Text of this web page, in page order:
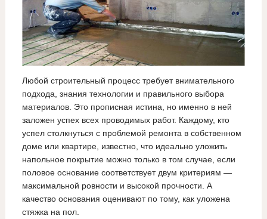
Любой строительный процесс требует внимательного
подхода, знания технологии и правильного выбора
материалов. Это прописная истина, но именно в ней
заложен успех всех проводимых работ. Каждому, кто
успел столкнуться с проблемой ремонта в собственном
доме или квартире, известно, что идеально уложить
напольное покрытие можно только в том случае, если
половое основание соответствует двум критериям —
максимальной ровности и высокой прочности. А
качество основания оценивают по тому, как уложена
стяжка на пол.